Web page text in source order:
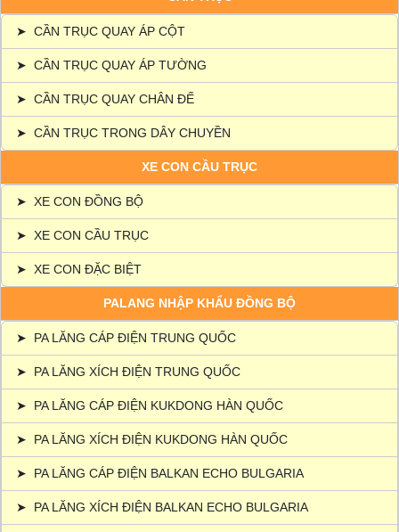
➤ CẦN TRỤC QUAY ÁP CỘT
➤ CẦN TRỤC QUAY ÁP TƯỜNG
➤ CẦN TRỤC QUAY CHÂN ĐẾ
➤ CẦN TRỤC TRONG DÂY CHUYỀN
XE CON CẦU TRỤC
➤ XE CON ĐỒNG BỘ
➤ XE CON CẦU TRỤC
➤ XE CON ĐẶC BIỆT
PALANG NHẬP KHẨU ĐỒNG BỘ
➤ PA LĂNG CÁP ĐIỆN TRUNG QUỐC
➤ PA LĂNG XÍCH ĐIỆN TRUNG QUỐC
➤ PA LĂNG CÁP ĐIỆN KUKDONG HÀN QUỐC
➤ PA LĂNG XÍCH ĐIỆN KUKDONG HÀN QUỐC
➤ PA LĂNG CÁP ĐIỆN BALKAN ECHO BULGARIA
➤ PA LĂNG XÍCH ĐIỆN BALKAN ECHO BULGARIA